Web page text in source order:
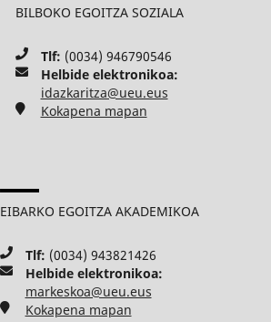
BILBOKO EGOITZA SOZIALA
Tlf: (0034) 946790546
Helbide elektronikoa:
idazkaritza@ueu.eus
Kokapena mapan
EIBARKO EGOITZA AKADEMIKOA
Tlf: (0034) 943821426
Helbide elektronikoa:
markeskoa@ueu.eus
Kokapena mapan